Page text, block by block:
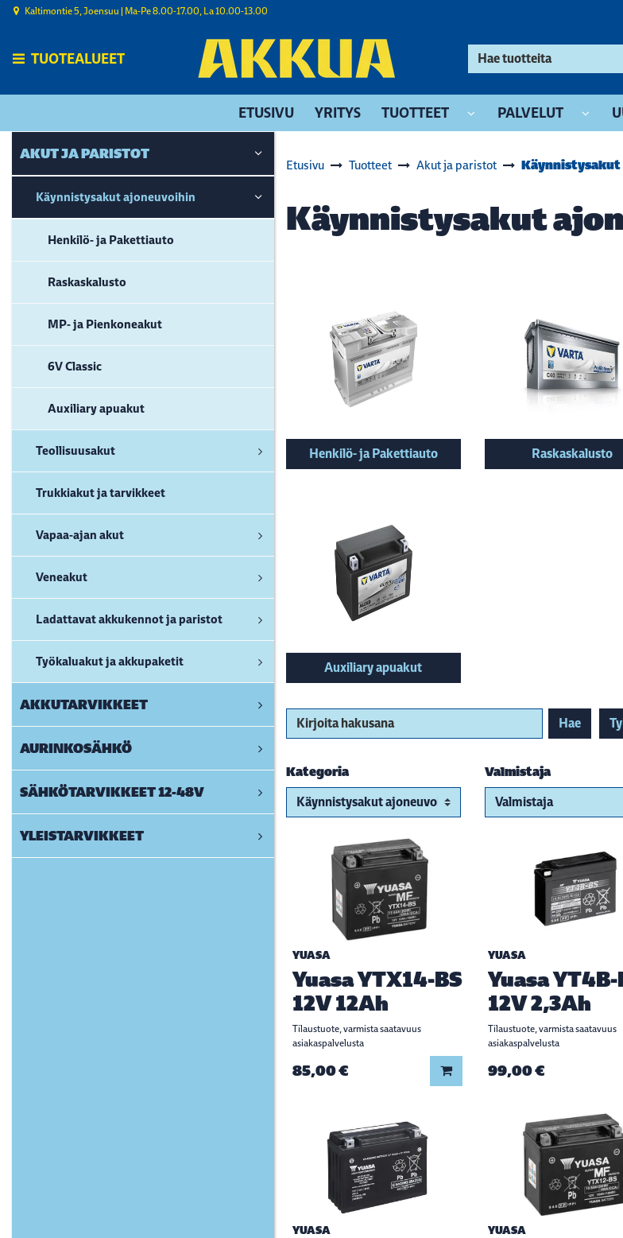
Siirry pääsisältöön
Kaltimontie 5, Joensuu | ​Ma-Pe 8.00-17.00, La 10.00-13.00
TUOTEALUEET
ETUSIVU YRITYS TUOTTEET PALVELUT
AKUT JA PARISTOT
Käynnistysakut ajoneuvoihin
Henkilö- ja Pakettiauto
Raskaskalusto
MP- ja Pienkoneakut
6V Classic
Auxiliary apuakut
Teollisuusakut
Trukkiakut ja tarvikkeet
Vapaa-ajan akut
Veneakut
Ladattavat akkukennot ja paristot
Työkaluakut ja akkupaketit
AKKUTARVIKKEET
AURINKOSÄHKÖ
SÄHKÖTARVIKKEET 12-48V
YLEISTARVIKKEET
Etusivu Tuotteet Akut ja paristot
Käynnistysakut
Henkilö- ja Pakettiauto Raskaskalusto
Auxiliary apuakut
Kirjoita hakusana Hae
Kategoria Valmistaja
YUASA
Yuasa YTX14-BS
12V 12Ah
Tilaustuote, varmista saatavuus
asiakaspalvelusta
85,00 € Lisää koriin
YUASA
Yuasa YT4B-
12V 2,3Ah
Tilaustuote, varmista saatavuus
asiakaspalvelusta
99,00 €
YUASA YUASA